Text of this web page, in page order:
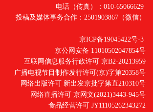
电话（传真）：010-65066629
投稿及媒体事务合作：2501903867（微信）
京ICP备19045422号-3
京公网安备 11010502047854号
互联网信息服务行政许可 京B2-20213959
广播电视节目制作发行许可(京)字第20358号
网络出版许可 新出发京批字第直210310号
网络直播许可 京网文(2021)3443-945号
食品经营许可 JY11105262343272